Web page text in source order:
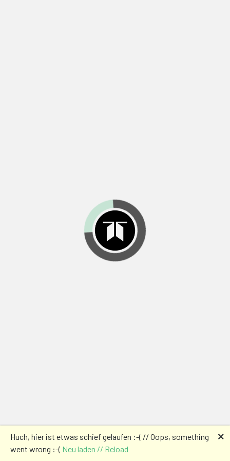
Huch, hier ist etwas schief gelaufen :-( // Oops, something
went wrong :-( Neu laden // Reload
🗙